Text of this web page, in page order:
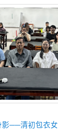
影──清初包衣